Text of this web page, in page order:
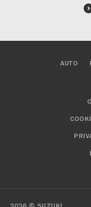
AUTO